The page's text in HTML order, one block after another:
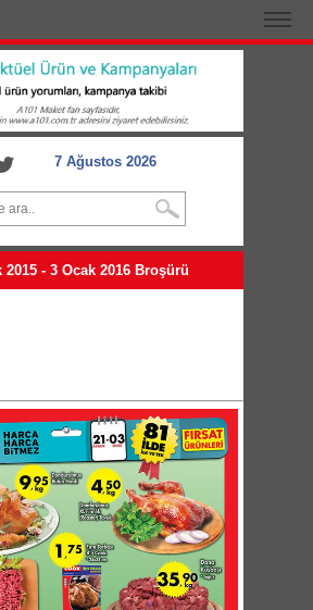
7 Ağustos 2026
2015 - 3 Ocak 2016 Broşürü